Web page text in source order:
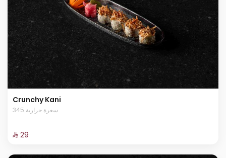
Crunchy Kani
345 سعرة حرارية
⁨⁦‪‬ 29⁩